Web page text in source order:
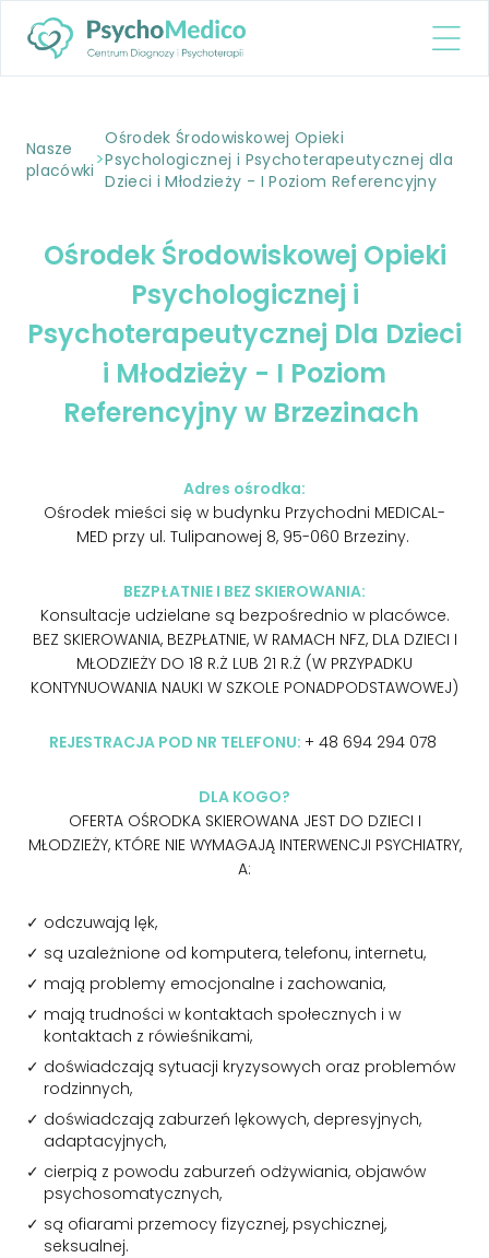
Nasze
placówki >
Ośrodek Środowiskowej Opieki
Psychologicznej i Psychoterapeutycznej dla
Dzieci i Młodzieży - I Poziom Referencyjny
Ośrodek Środowiskowej Opieki
Psychologicznej i
Psychoterapeutycznej Dla Dzieci
i Młodzieży - I Poziom
Referencyjny w Brzezinach
Adres ośrodka:
Ośrodek mieści się w budynku Przychodni MEDICAL-
MED przy ul. Tulipanowej 8, 95-060 Brzeziny.
BEZPŁATNIE I BEZ SKIEROWANIA:
Konsultacje udzielane są bezpośrednio w placówce.
BEZ SKIEROWANIA, BEZPŁATNIE, W RAMACH NFZ, DLA DZIECI I
MŁODZIEŻY DO 18 R.Ż LUB 21 R.Ż (W PRZYPADKU
KONTYNUOWANIA NAUKI W SZKOLE PONADPODSTAWOWEJ)
REJESTRACJA POD NR TELEFONU: + 48 694 294 078
DLA KOGO?
OFERTA OŚRODKA SKIEROWANA JEST DO DZIECI I
MŁODZIEŻY, KTÓRE NIE WYMAGAJĄ INTERWENCJI PSYCHIATRY,
A:
odczuwają lęk,
są uzależnione od komputera, telefonu, internetu,
mają problemy emocjonalne i zachowania,
mają trudności w kontaktach społecznych i w
kontaktach z rówieśnikami,
doświadczają sytuacji kryzysowych oraz problemów
rodzinnych,
doświadczają zaburzeń lękowych, depresyjnych,
adaptacyjnych,
cierpią z powodu zaburzeń odżywiania, objawów
psychosomatycznych,
są ofiarami przemocy fizycznej, psychicznej,
seksualnej.